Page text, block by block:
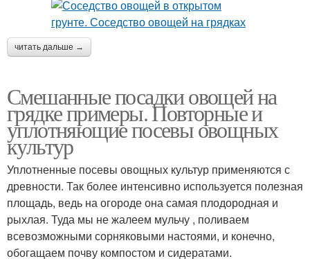
читать дальше →
Смешанные посадки овощей на
грядке примеры. Повторные и
уплотняющие посевы овощных
культур
Уплотненные посевы овощных культур применяются с
древности. Так более интенсивно используется полезная
площадь, ведь на огороде она самая плодородная и
рыхлая. Туда мы не жалеем мульчу , поливаем
всевозможными сорняковыми настоями, и конечно,
обогащаем почву компостом и сидератами.